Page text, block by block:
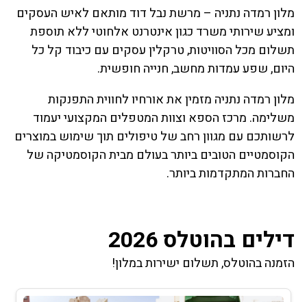
מלון רמדה נתניה – מרשת נבל דוד מותאם לאיש העסקים
ומציע שירותי משרד כגון אינטרנט אלחוטי ללא תוספת
תשלום מכל הסוויטות, טרקלין עסקים עם כיבוד קל כל
היום, שפע עמדות מחשב, חנייה חופשית.
מלון רמדה נתניה מזמין את אורחיו לחווית התפנקות
משלימה. מרכז הספא וצוות המטפלים המקצועי יעמוד
לרשותכם עם מגוון רחב של טיפולים תוך שימוש במוצרים
הקוסמטיים הטובים ביותר בעולם מבית הקוסמטיקה של
החברות המתקדמות ביותר.
דילים בהוטלס 2026
הזמנה בהוטלס, תשלום ישירות במלון!